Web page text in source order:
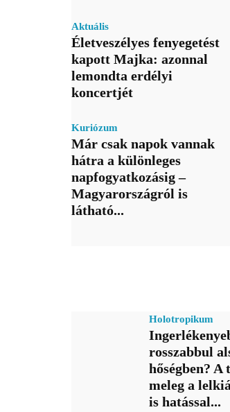
Aktuális
Életveszélyes fenyegetést
kapott Majka: azonnal
lemondta erdélyi
koncertjét
Kuriózum
Már csak napok vannak
hátra a különleges
napfogyatkozásig –
Magyarországról is
látható...
Holotropikum
rosszabbul
hőségben? A
meleg a
is hatással...